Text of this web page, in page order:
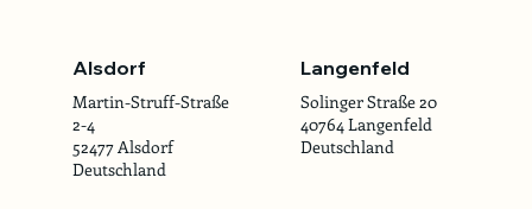
Alsdorf
Martin-Struff-Straße
2-4
52477 Alsdorf
Deutschland
Langenfeld
Solinger Straße 20
40764 Langenfeld
Deutschland